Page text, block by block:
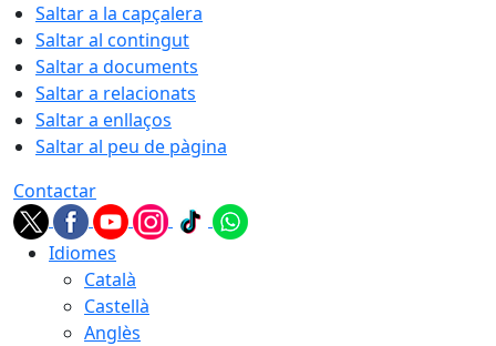
Saltar a la capçalera
Saltar al contingut
Saltar a documents
Saltar a relacionats
Saltar a enllaços
Saltar al peu de pàgina
Contactar
Idiomes
Català
Castellà
Anglès